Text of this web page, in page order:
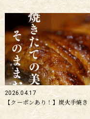
2026.04.17
【クーポンあり！】炭火手焼